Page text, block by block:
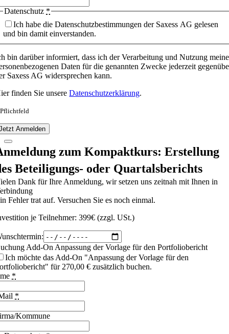
Datenschutz *
Ich habe die Datenschutzbestimmungen der Saxess AG gelesen
und bin damit einverstanden.
bin darüber informiert, dass ich der Verarbeitung und Nutzung
Daten für die genannten Zwecke jederzeit
Saxess AG widersprechen kann.
finden Sie unsereDatenschutzerklärung.
Anmelden
zum Kompaktkurs: Erstellung
Beteiligungs- oder Quartalsberichts
Dank für Ihre Anmeldung, wir setzen uns zeitnah mit Ihnen in
Fehler trat auf. Versuchen Sie es noch einmal.
je Teilnehmer: 399€ (zzgl. USt.)
Add-On Anpassung der Vorlage für den Portfoliobericht
Ich möchte das Add-On "Anpassung der Vorlage für den
für 270,00 € zusätzlich buchen.
*
*
Kommune